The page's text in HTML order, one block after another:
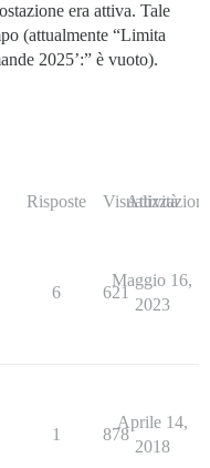
era attiva. Tale
(attualmente “Limita
2025’:” è vuoto).
Risposte Visualizzazioni
Attività
6 621
Maggio 16,
2023
1 878
Aprile 14,
2018